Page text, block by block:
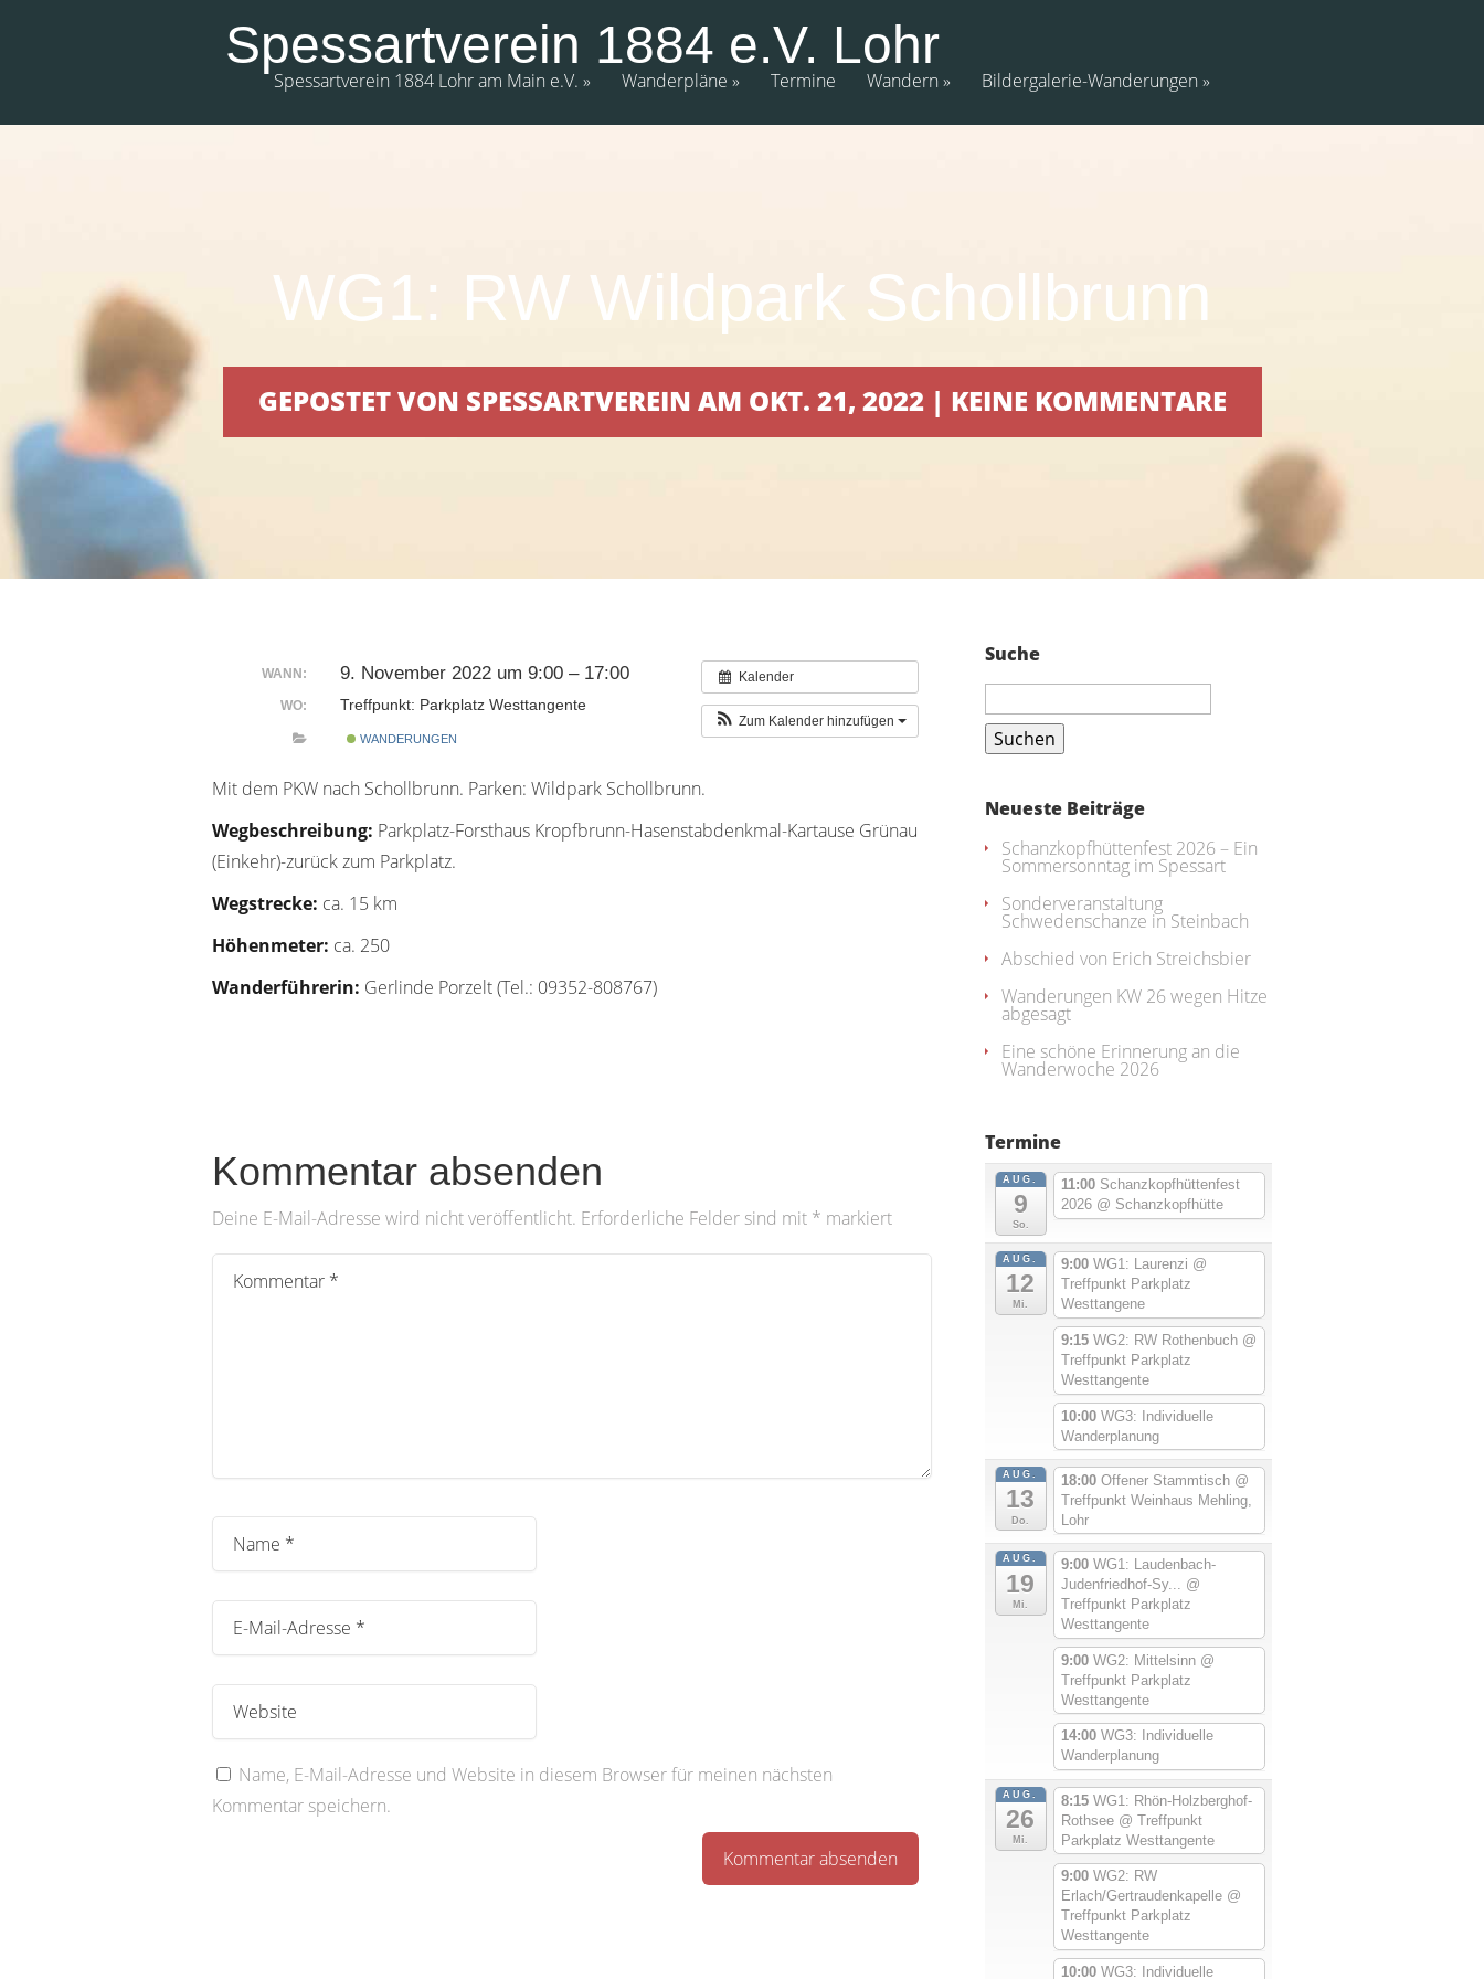
Spessartverein 1884 e.V. Lohr
Spessartverein 1884 Lohr am Main e.V. Wanderpläne Termine Wandern Bildergalerie-Wanderungen
WG1: RW Wildpark Schollbrunn
GEPOSTET VON SPESSARTVEREIN AM OKT. 21, 2022 | KEINE KOMMENTARE
Kalender
Zum Kalender hinzufügen
WANN: 9. November 2022 um 9:00 – 17:00
WO: Treffpunkt: Parkplatz Westtangente
WANDERUNGEN
Mit dem PKW nach Schollbrunn. Parken: Wildpark Schollbrunn.
Wegbeschreibung: Parkplatz-Forsthaus Kropfbrunn-Hasenstabdenkmal-Kartause Grünau
(Einkehr)-zurück zum Parkplatz.
Wegstrecke: ca. 15 km
Höhenmeter: ca. 250
Wanderführerin: Gerlinde Porzelt (Tel.: 09352-808767)
Kommentar absenden
Deine E-Mail-Adresse wird nicht veröffentlicht. Erforderliche Felder sind mit * markiert
Name, E-Mail-Adresse und Website in diesem Browser für meinen nächsten
Kommentar speichern.
Suche
Suchen
Neueste Beiträge
Schanzkopfhüttenfest 2026 – Ein
Sommersonntag im Spessart
Sonderveranstaltung
Schwedenschanze in Steinbach
Abschied von Erich Streichsbier
Wanderungen KW 26 wegen Hitze
abgesagt
Eine schöne Erinnerung an die
Wanderwoche 2026
Termine
AUG.
9
So.
11:00 Schanzkopfhüttenfest
2026 @ Schanzkopfhütte
AUG.
12
Mi.
9:00 WG1: Laurenzi @
Treffpunkt Parkplatz
Westtangene
9:15 WG2: RW Rothenbuch @
Treffpunkt Parkplatz
Westtangente
10:00 WG3: Individuelle
Wanderplanung
AUG.
13
Do.
18:00 Offener Stammtisch @
Treffpunkt Weinhaus Mehling,
Lohr
AUG.
19
Mi.
9:00 WG1: Laudenbach-
Judenfriedhof-Sy... @
Treffpunkt Parkplatz
Westtangente
9:00 WG2: Mittelsinn @
Treffpunkt Parkplatz
Westtangente
14:00 WG3: Individuelle
Wanderplanung
AUG.
26
Mi.
8:15 WG1: Rhön-Holzberghof-
Rothsee @ Treffpunkt
Parkplatz Westtangente
9:00 WG2: RW
Erlach/Gertraudenkapelle @
Treffpunkt Parkplatz
Westtangente
10:00 WG3: Individuelle